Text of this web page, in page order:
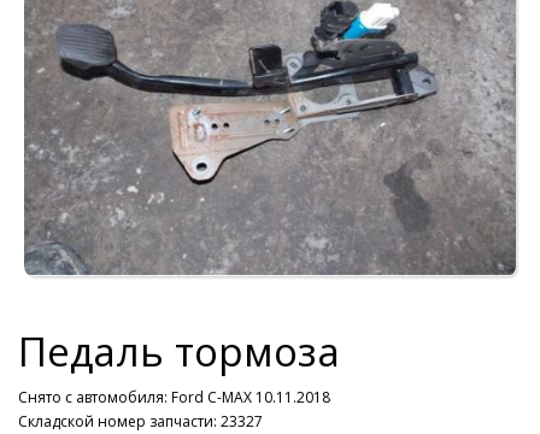
Педаль тормоза
Снято с автомобиля: Ford C-MAX 10.11.2018
Складской номер запчасти: 23327